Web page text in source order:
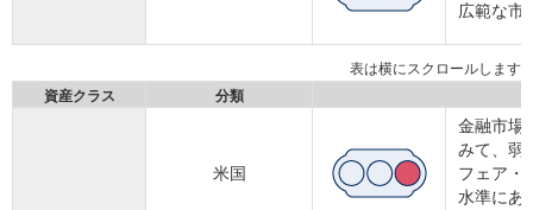
広範な市
資産クラス 分類
米国
金融市場
みて、弱
フェア・
水準にあ